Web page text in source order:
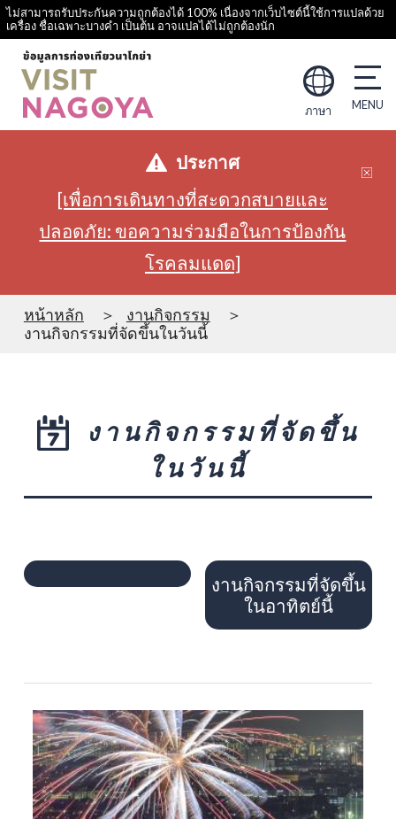
ไม่สามารถรับประกันความถูกต้องได้ 100% เนื่องจากเว็บไซต์นี้ใช้การแปลด้วย
เครื่อง ชื่อเฉพาะบางคำ เป็นต้น อาจแปลได้ไม่ถูกต้องนัก
ภาษา
ประกาศ
[เพื่อการเดินทางที่สะดวกสบายและ
ปลอดภัย: ขอความร่วมมือในการป้องกัน
โรคลมแดด]
หน้าหลัก
งานกิจกรรม
งานกิจกรรมที่จัดขึ้นในวันนี้
งานกิจกรรมที่จัดขึ้น
ในวันนี้
งานกิจกรรมที่จัดขึ้น
ในอาทิตย์นี้